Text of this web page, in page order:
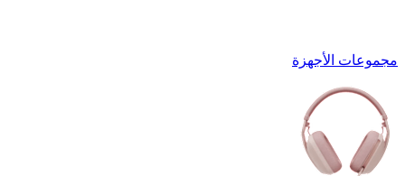
مجموعات الأجهزة